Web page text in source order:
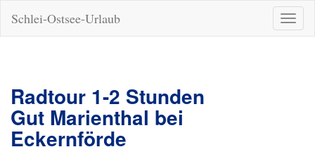
ein-/
Schlei-Ostsee-Urlaub
Radtour 1-2 Stunden
Gut Marienthal bei
Eckernförde